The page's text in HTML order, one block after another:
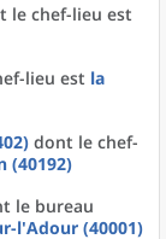
le chef-lieu est
lieu est la
dont le chef-
(40192)
le bureau
l'Adour (40001)